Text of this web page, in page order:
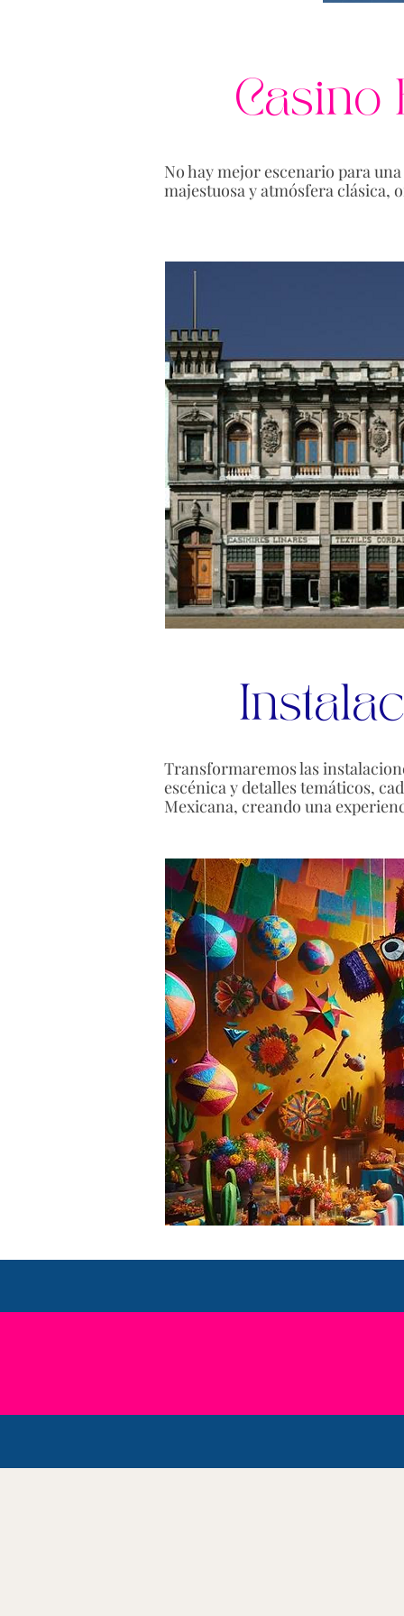
Casino
No hay mejor escenario para
majestuosa y atmósfera clásica,
Transformaremos las
escénica y detalles temáticos,
Mexicana, creando una